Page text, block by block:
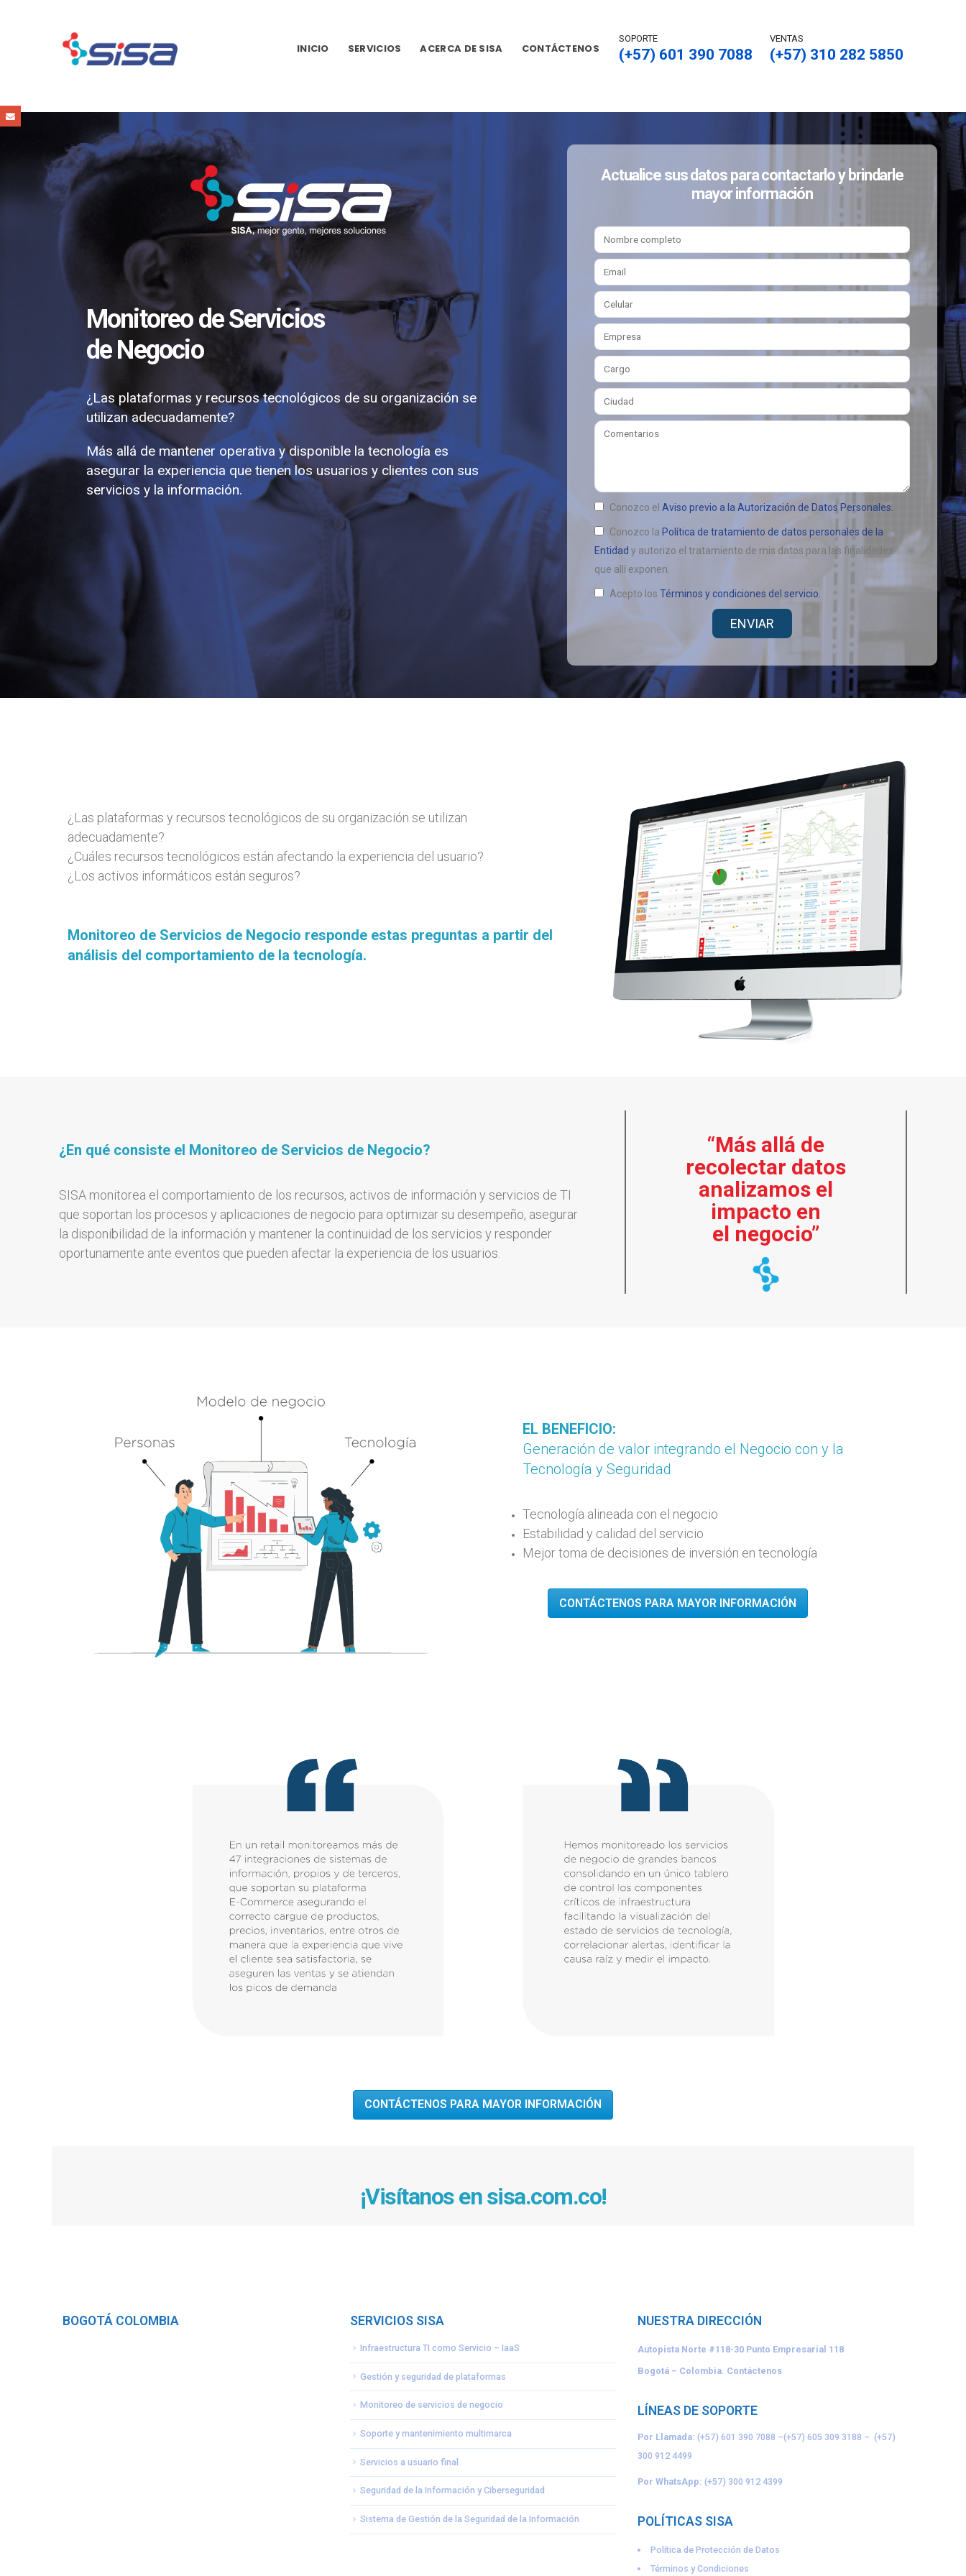
INICIO SERVICIOS ACERCA DE SISA CONTÁCTENOS
SOPORTE
(+57) 601 390 7088
VENTAS
(+57) 310 282 5850
Monitoreo de Servicios
de Negocio
¿Las plataformas y recursos tecnológicos de su organización se
utilizan adecuadamente?
Más allá de mantener operativa y disponible la tecnología es
asegurar la experiencia que tienen los usuarios y clientes con sus
servicios y la información.
Actualice sus datos para contactarlo y brindarle
mayor información
Conozco el Aviso previo a la Autorización de Datos Personales.
Conozco la Política de tratamiento de datos personales de la
Entidad y autorizo el tratamiento de mis datos para las finalidades
que allí exponen.
Acepto los Términos y condiciones del servicio.
¿Las plataformas y recursos tecnológicos de su organización se utilizan
adecuadamente?
¿Cuáles recursos tecnológicos están afectando la experiencia del usuario?
¿Los activos informáticos están seguros?
Monitoreo de Servicios de Negocio responde estas preguntas a partir del
análisis del comportamiento de la tecnología.
¿En qué consiste el Monitoreo de Servicios de Negocio?
SISA monitorea el comportamiento de los recursos, activos de información y servicios de TI
que soportan los procesos y aplicaciones de negocio para optimizar su desempeño, asegurar
la disponibilidad de la información y mantener la continuidad de los servicios y responder
oportunamente ante eventos que pueden afectar la experiencia de los usuarios.
“Más allá de
recolectar datos
analizamos el
impacto en
el negocio”
EL BENEFICIO:
Generación de valor integrando el Negocio con y la
Tecnología y Seguridad
Tecnología alineada con el negocio
Estabilidad y calidad del servicio
Mejor toma de decisiones de inversión en tecnología
CONTÁCTENOS PARA MAYOR INFORMACIÓN
CONTÁCTENOS PARA MAYOR INFORMACIÓN
¡Visítanos ensisa.com.co!
BOGOTÁ COLOMBIA SERVICIOS SISA
Infraestructura TI como Servicio – IaaS
Gestión y seguridad de plataformas
Monitoreo de servicios de negocio
Soporte y mantenimiento multimarca
Servicios a usuario final
Seguridad de la Información y Ciberseguridad
Sistema de Gestión de la Seguridad de la Información
NUESTRA DIRECCIÓN
Autopista Norte #118-30 Punto Empresarial 118
Bogotá – Colombia. Contáctenos
LÍNEAS DE SOPORTE
Por Llamada: (+57) 601 390 7088 –(+57) 605 309 3188 – (+57)
300 912 4499
Por WhatsApp: (+57) 300 912 4399
POLÍTICAS SISA
Política de Protección de Datos
Términos y Condiciones